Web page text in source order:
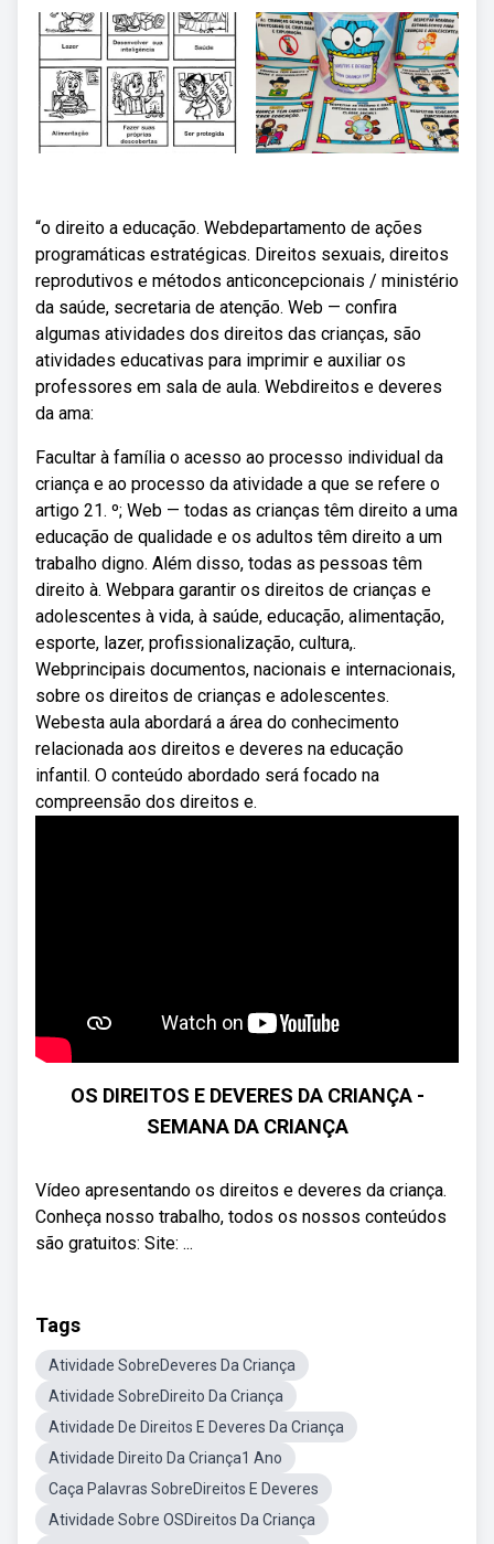
“o direito a educação. Webdepartamento de ações
programáticas estratégicas. Direitos sexuais, direitos
reprodutivos e métodos anticoncepcionais / ministério
da saúde, secretaria de atenção. Web — confira
algumas atividades dos direitos das crianças, são
atividades educativas para imprimir e auxiliar os
professores em sala de aula. Webdireitos e deveres
da ama:
Facultar à família o acesso ao processo individual da
criança e ao processo da atividade a que se refere o
artigo 21. º; Web — todas as crianças têm direito a uma
educação de qualidade e os adultos têm direito a um
trabalho digno. Além disso, todas as pessoas têm
direito à. Webpara garantir os direitos de crianças e
adolescentes à vida, à saúde, educação, alimentação,
esporte, lazer, profissionalização, cultura,.
Webprincipais documentos, nacionais e internacionais,
sobre os direitos de crianças e adolescentes.
Webesta aula abordará a área do conhecimento
relacionada aos direitos e deveres na educação
infantil. O conteúdo abordado será focado na
compreensão dos direitos e.
OS DIREITOS E DEVERES DA CRIANÇA -
SEMANA DA CRIANÇA
Vídeo apresentando os direitos e deveres da criança.
Conheça nosso trabalho, todos os nossos conteúdos
são gratuitos: Site: ...
Tags
Atividade SobreDeveres Da Criança
Atividade SobreDireito Da Criança
Atividade De Direitos E Deveres Da Criança
Atividade Direito Da Criança1 Ano
Caça Palavras SobreDireitos E Deveres
Atividade Sobre OSDireitos Da Criança